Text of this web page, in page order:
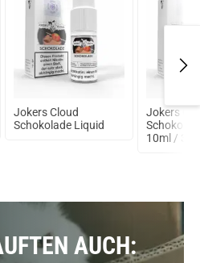
Jokers Cloud
Schokolade Liquid
Jokers
10ml / 3
AUCH: